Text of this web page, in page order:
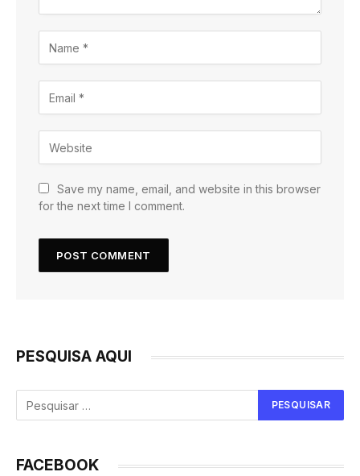
Save my name, email, and website in this browser
for the next time I comment.
PESQUISA AQUI
FACEBOOK